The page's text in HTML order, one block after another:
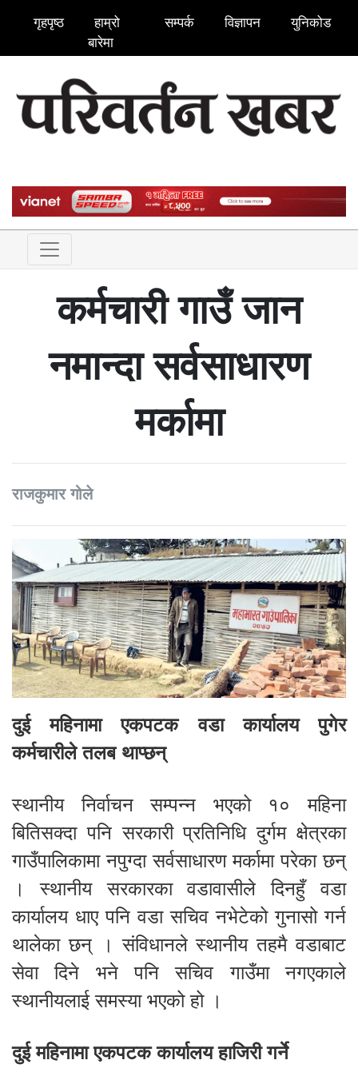
गृहपृष्ठ
हाम्रो
बारेमा
सम्पर्क विज्ञापन युनिकोड
कर्मचारी गाउँ जान
नमान्दा सर्वसाधारण
मर्कामा
राजकुमार गोले
दुई महिनामा एकपटक वडा कार्यालय पुगेर
कर्मचारीले तलब थाप्छन्
स्थानीय निर्वाचन सम्पन्न भएको १० महिना
बितिसक्दा पनि सरकारी प्रतिनिधि दुर्गम क्षेत्रका
गाउँपालिकामा नपुग्दा सर्वसाधारण मर्कामा परेका छन्
। स्थानीय सरकारका वडावासीले दिनहुँ वडा
कार्यालय धाए पनि वडा सचिव नभेटेको गुनासो गर्न
थालेका छन् । संविधानले स्थानीय तहमै वडाबाट
सेवा दिने भने पनि सचिव गाउँमा नगएकाले
स्थानीयलाई समस्या भएको हो ।
दुई महिनामा एकपटक कार्यालय हाजिरी गर्ने